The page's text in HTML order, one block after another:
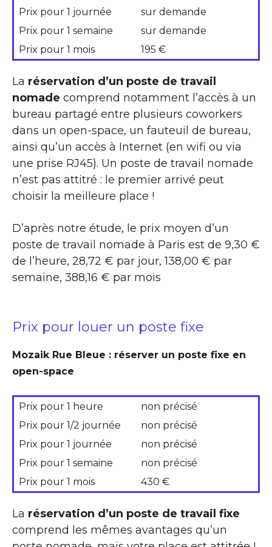
Prix pour 1 journée
sur demande
Prix pour 1 semaine
sur demande
Prix pour 1 mois
195 €
La réservation d’un poste de travail
nomade comprend notamment l’accès à un
bureau partagé entre plusieurs coworkers
dans un open-space, un fauteuil de bureau,
ainsi qu’un accès à Internet (en wifi ou via
une prise RJ45). Un poste de travail nomade
n’est pas attitré : le premier arrivé peut
choisir la meilleure place !
D’après notre étude, le prix moyen d’un
poste de travail nomade à Paris est de 9,30 €
de l’heure, 28,72 € par jour, 138,00 € par
semaine, 388,16 € par mois
Prix pour louer un poste fixe
Mozaik Rue Bleue : réserver un poste fixe en
open-space
Prix pour 1 heure
non précisé
Prix pour 1/2 journée
non précisé
Prix pour 1 journée
non précisé
Prix pour 1 semaine
non précisé
Prix pour 1 mois
430 €
La réservation d’un poste de travail fixe
comprend les mêmes avantages qu’un